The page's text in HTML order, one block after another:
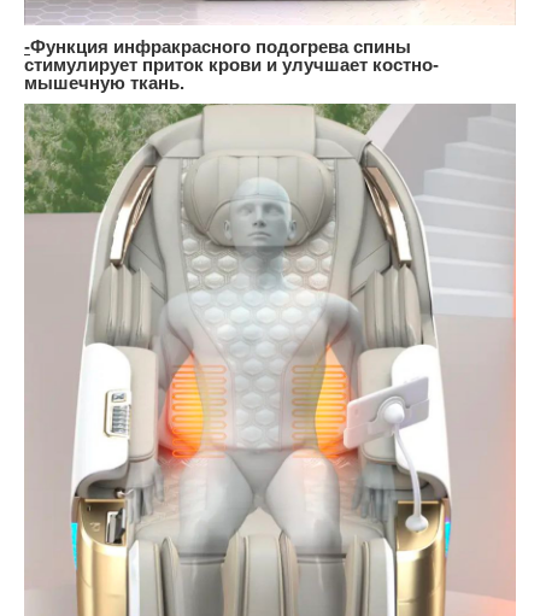
-Функция инфракрасного подогрева спины
стимулирует приток крови и улучшает костно-
мышечную ткань.